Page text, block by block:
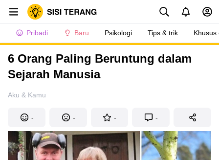
Pribadi Baru Psikologi Tips & trik Khusus
6 Orang Paling Beruntung dalam
Sejarah Manusia
Aku & Kamu
- - - -